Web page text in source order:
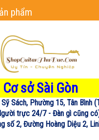
Cơ sở Sài Gòn
Sách, Phường 15, Tân Bình
trực 24/7 - Đàn gì cũng
số 2, Đường Hoàng Diệu 2,
phẩm